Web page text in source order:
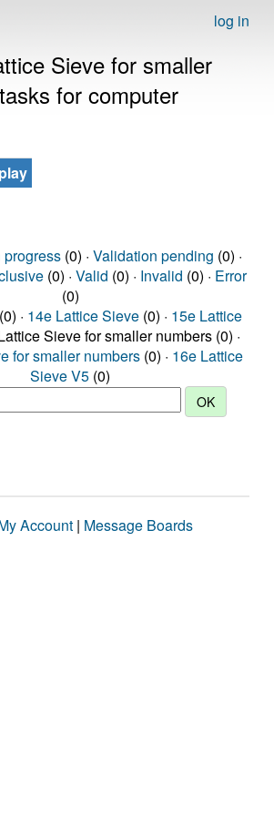
log in
Sieve for smaller
for computer
progress(0) · Validation pending (0) ·
(0) · Valid (0) · Invalid (0) · Error
(0)
(0) · 14e Lattice Sieve (0) · 15e Lattice
Sieve for smaller numbers (0) ·
for smaller numbers (0) · 16e Lattice
Sieve V5 (0)
Account | Message Boards